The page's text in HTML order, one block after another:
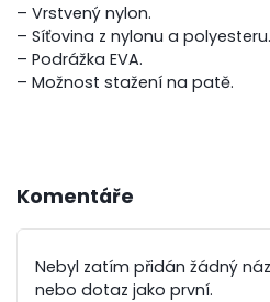
– Vrstvený nylon.
– Síťovina z nylonu a polyesteru.
– Podrážka EVA.
– Možnost stažení na patě.
Komentáře
Nebyl zatím přidán žádný
nebo dotaz jako první.